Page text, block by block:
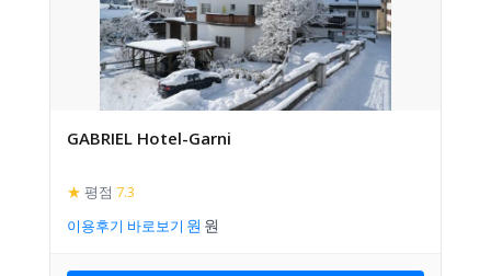
GABRIEL Hotel-Garni
★ 평점 7.3
이용후기 바로보기